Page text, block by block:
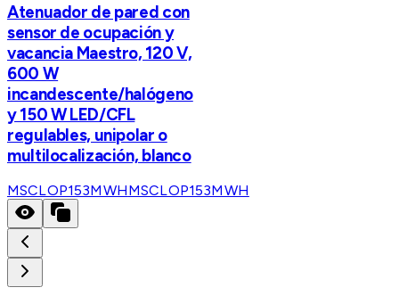
Atenuador de pared con
sensor de ocupación y
vacancia Maestro, 120 V,
600 W
incandescente/halógeno
y 150 W LED/CFL
regulables, unipolar o
multilocalización, blanco
MSCLOP153MWHMSCLOP153MWH